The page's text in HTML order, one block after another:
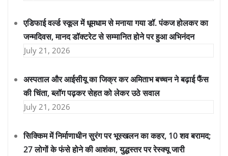
एडिफाई वर्ल्ड स्कूल में धूमधाम से मनाया गया डॉ. पंकज होलकर का
जन्मदिवस, मानद डॉक्टरेट से सम्मानित होने पर हुआ अभिनंदन
July 21, 2026
अस्पताल और आईसीयू का जिक्र कर अमिताभ बच्चन ने बढ़ाई फैंस
की चिंता, ब्लॉग पढ़कर सेहत को लेकर उठे सवाल
July 21, 2026
सिक्किम में निर्माणाधीन सुरंग पर भूस्खलन का कहर, 10 शव बरामद;
27 लोगों के फंसे होने की आशंका, युद्धस्तर पर रेस्क्यू जारी